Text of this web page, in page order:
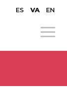
ES VA EN